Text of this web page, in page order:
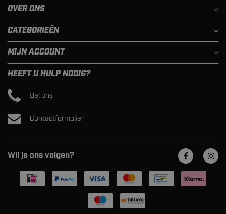
OVER ONS
CATEGORIEËN
MIJN ACCOUNT
HEEFT U HULP NODIG?
Bel ons
Contactformulier
Wil je ons volgen?